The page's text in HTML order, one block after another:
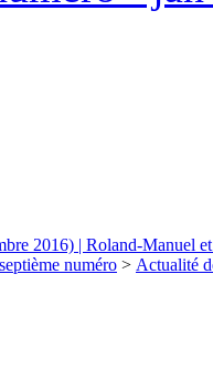
2016) | Roland-Manuel
numéro > Actualité